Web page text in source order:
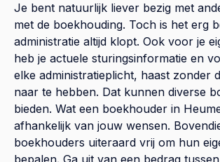
Je bent natuurlijk liever bezig met
met de boekhouding. Toch is het erg
administratie altijd klopt. Ook voor je
heb je actuele sturingsinformatie en
elke administratieplicht, haast zonder
naar te hebben. Dat kunnen diverse
bieden. Wat een boekhouder in
afhankelijk van jouw wensen.
boekhouders uiteraard vrij om hun